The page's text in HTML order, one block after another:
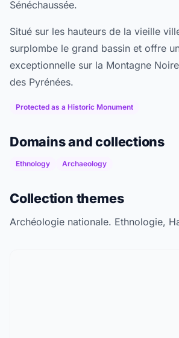
Sénéchaussée.
Situé sur les hauteurs de la vieille
surplombe le grand bassin et offre
exceptionnelle sur la Montagne
des Pyrénées.
Protected as a Historic Monument
Domains and collections
Ethnology Archaeology
Collection themes
Archéologie nationale. Ethnologie,